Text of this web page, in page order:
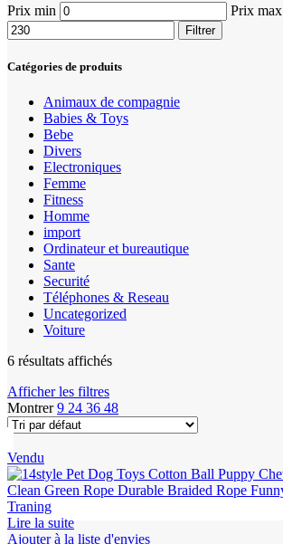
Prix min Prix max
Filtrer
Catégories de produits
Animaux de compagnie
Babies & Toys
Bebe
Divers
Electroniques
Femme
Fitness
Homme
import
Ordinateur et bureautique
Sante
Securité
Téléphones & Reseau
Uncategorized
Voiture
6 résultats affichés
Afficher les filtres
Montrer9 24 36 48
Vendu
Lire la suite
Ajouter à la liste d'envies